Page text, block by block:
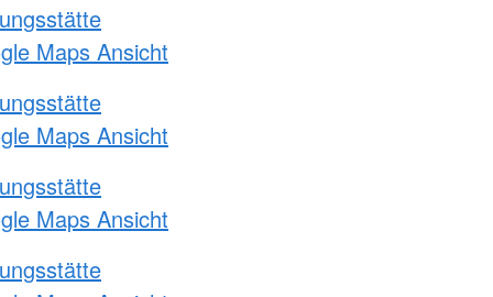
Maps Ansicht
Maps Ansicht
Maps Ansicht